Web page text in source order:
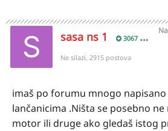
sasa ns 1 3067
Ne silazi, 2915 postova
imaš po forumu mnogo napisano
lančanicima .Ništa se posebno
motor ili druge ako gledaš istog